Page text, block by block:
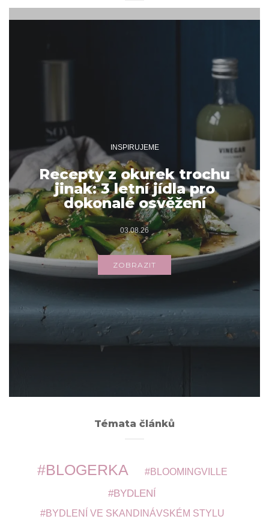
INSPIRUJEME
Recepty z okurek trochu
jinak: 3 letní jídla pro
dokonalé osvěžení
03.08.26
ZOBRAZIT
Archivy
Témata článků
BLOGERKA BLOOMINGVILLE
BYDLENÍ
BYDLENÍ VE SKANDINÁVSKÉM STYLU